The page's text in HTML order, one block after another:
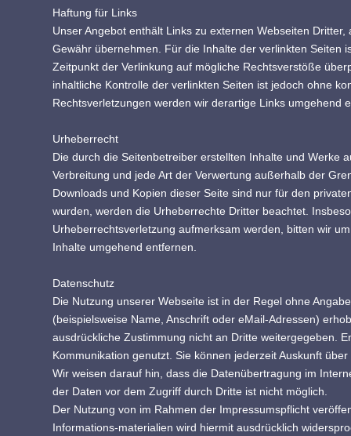
Haftung für Links
Unser Angebot enthält Links zu externen Webseiten
Gewähr übernehmen. Für die Inhalte der verlinkten Seiten
Zeitpunkt der Verlinkung auf mögliche Rechtsverstöße
inhaltliche Kontrolle der verlinkten Seiten ist jedoch ohne
Rechtsverletzungen werden wir derartige Links umgehend
Urheberrecht
Die durch die Seitenbetreiber erstellten Inhalte und Werke
Verbreitung und jede Art der Verwertung außerhalb der
Downloads und Kopien dieser Seite sind nur für den
wurden, werden die Urheberrechte Dritter beachtet.
Urheberrechtsverletzung aufmerksam werden, bitten wir
Inhalte umgehend entfernen.
Datenschutz
Die Nutzung unserer Webseite ist in der Regel ohne
(beispielsweise Name, Anschrift oder eMail-Adressen)
ausdrückliche Zustimmung nicht an Dritte weitergegeben.
Kommunikation genutzt. Sie können jederzeit Auskunft
Wir weisen darauf hin, dass die Datenübertragung im
der Daten vor dem Zugriff durch Dritte ist nicht möglich.
Der Nutzung von im Rahmen der Impressumspflicht
Informations-materialien wird hiermit ausdrücklich